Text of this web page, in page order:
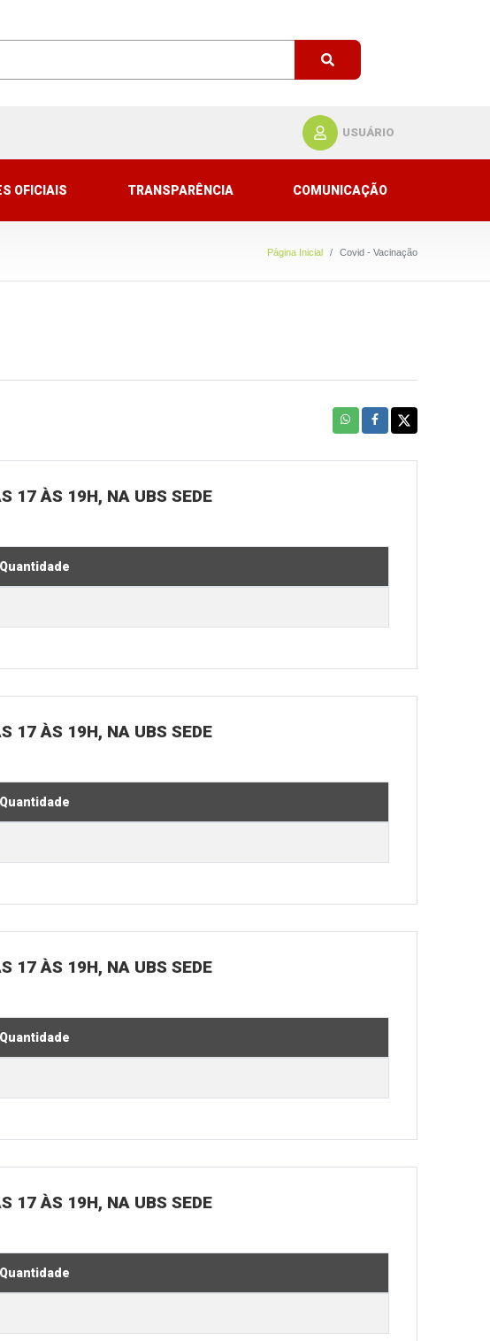
USUÁRIO
OFICIAIS TRANSPARÊNCIA COMUNICAÇÃO
Página Inicial Covid - Vacinação
17 ÀS 19H, NA UBS SEDE
Quantidade
17 ÀS 19H, NA UBS SEDE
Quantidade
17 ÀS 19H, NA UBS SEDE
Quantidade
17 ÀS 19H, NA UBS SEDE
Quantidade